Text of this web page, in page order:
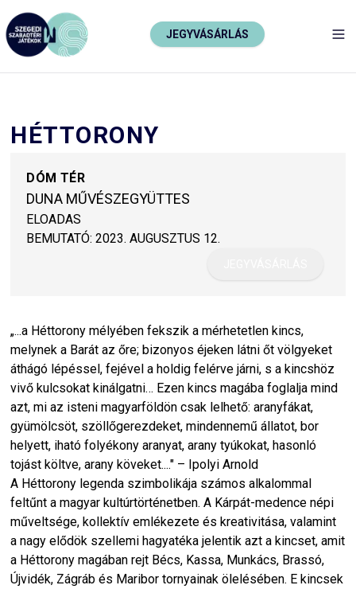
JEGYVÁSÁRLÁS
HÉTTORONY
DÓM TÉR
DUNA MŰVÉSZEGYÜTTES
ELOADAS
BEMUTATÓ: 2023. AUGUSZTUS 12.
„...a Héttorony mélyében fekszik a mérhetetlen kincs,
melynek a Barát az őre; bizonyos éjeken látni őt völgyeket
áthágó lépéssel, fejével a holdig felérve járni, s a kincshöz
vivő kulcsokat kinálgatni… Ezen kincs magába foglalja mind
azt, mi az isteni magyarföldön csak lelhető: aranyfákat,
gyümölcsöt, szöllőgerezdeket, mindennemű állatot, bor
helyett, iható folyékony aranyat, arany tyúkokat, hasonló
tojást költve, arany köveket...." – Ipolyi Arnold
A Héttorony legenda szimbolikája számos alkalommal
feltűnt a magyar kultúrtörténetben. A Kárpát-medence népi
műveltsége, kollektív emlékezete és kreativitása, valamint
a nagy elődök szellemi hagyatéka jelentik azt a kincset, amit
a Héttorony magában rejt Bécs, Kassa, Munkács, Brassó,
Újvidék, Zágráb és Maribor tornyainak ölelésében. E kincsek